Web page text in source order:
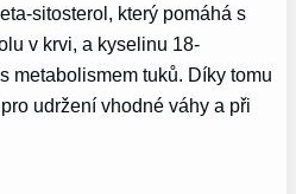
sitosterol, který pomáhá s
v krvi, a kyselinu 18-
metabolismem tuků. Díky tomu
udržení vhodné váhy a při